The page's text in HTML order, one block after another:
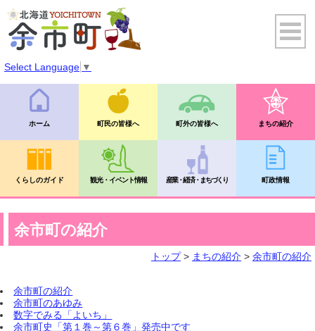
Select Language ▼
ホーム 町民の皆様へ 町外の皆様へ まちの紹介
くらしのガイド 観光・イベント情報 産業・経済・まちづくり 町政情報
余市町の紹介
トップ> まちの紹介 > 余市町の紹介
余市町の紹介
余市町のあゆみ
数字でみる「よいち」
余市町史「第１巻～第６巻」発売中です